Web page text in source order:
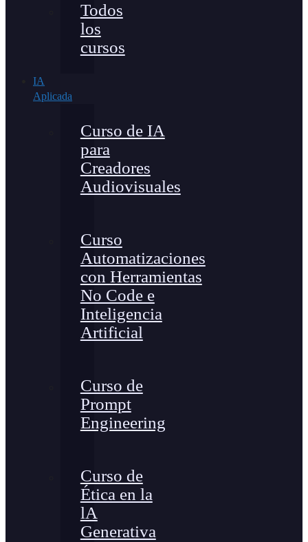
Todos
los
cursos
IA
Aplicada
Curso de IA
para
Creadores
Audiovisuales
Curso
Automatizaciones
con Herramientas
No Code e
Inteligencia
Artificial
Curso de
Prompt
Engineering
Curso de
Ética en la
lA
Generativa